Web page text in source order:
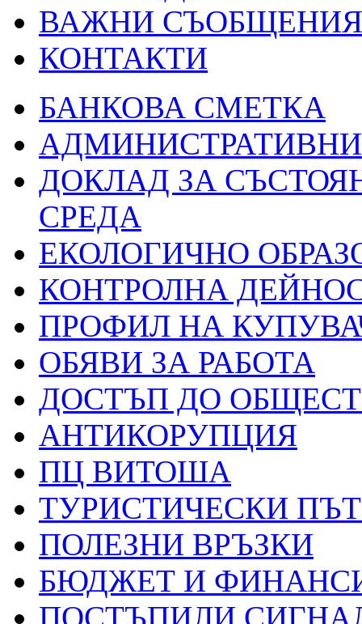
ВАЖНИ СЪОБЩЕНИЯ
КОНТАКТИ
БАНКОВА СМЕТКА
ДОКЛАД ЗА
СРЕДА
ЕКОЛОГИЧНО
КОНТРОЛНА
ПРОФИЛ НА
ОБЯВИ ЗА РАБОТА
ДОСТЪП ДО
АНТИКОРУПЦИЯ
ПЦ ВИТОША
ТУРИСТИЧЕСКИ
ПОЛЕЗНИ ВРЪЗКИ
БЮДЖЕТ И